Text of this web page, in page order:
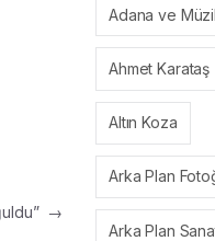
→
Adana ve
Ahmet Karataş
Altın Koza
Arka Plan
Arka Plan